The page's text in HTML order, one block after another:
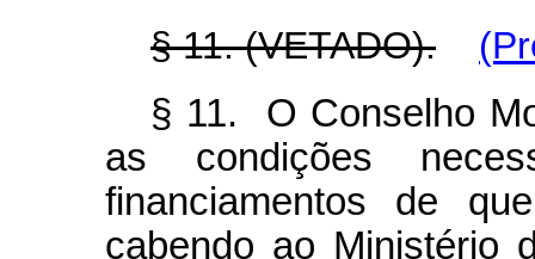
§ 11. (VETADO).
§ 11. O Conselho
as condições
financiamentos de
cabendo ao Ministério